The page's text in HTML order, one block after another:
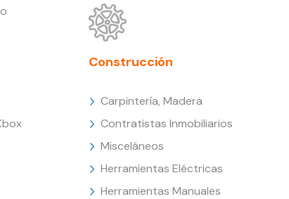
Construcción
Carpintería, Madera
Contratistas Inmobiliarios
Misceláneos
Herramientas Eléctricas
Herramientas Manuales